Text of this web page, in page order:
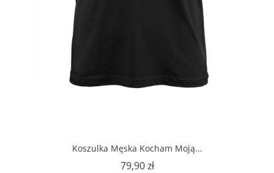
Koszulka Męska Kocham Moją...
79,90 złCena